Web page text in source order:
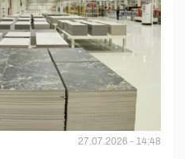
27.07.2026 - 14:48